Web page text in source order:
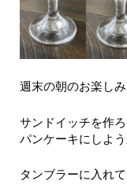
週末の朝のお楽し
サンドイッチを作
パンケーキにしよう
タンブラーに入れ